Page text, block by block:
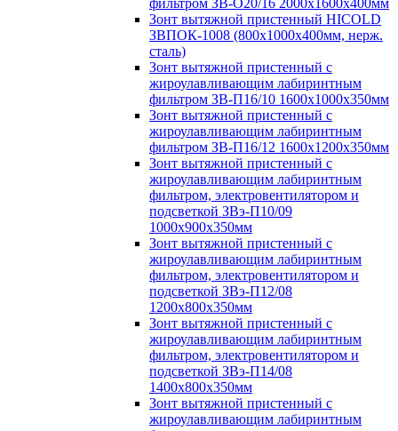
фильтром ЗВ-О20/16 2000х1600х400мм
Зонт вытяжной пристенный HICOLD
ЗВПОК-1008 (800х1000х400мм, нерж.
сталь)
Зонт вытяжной пристенный с
жироулавливающим лабиринтным
фильтром ЗВ-П16/10 1600х1000х350мм
Зонт вытяжной пристенный с
жироулавливающим лабиринтным
фильтром ЗВ-П16/12 1600х1200х350мм
Зонт вытяжной пристенный с
жироулавливающим лабиринтным
фильтром, электровентилятором и
подсветкой ЗВэ-П10/09
1000х900х350мм
Зонт вытяжной пристенный с
жироулавливающим лабиринтным
фильтром, электровентилятором и
подсветкой ЗВэ-П12/08
1200х800х350мм
Зонт вытяжной пристенный с
жироулавливающим лабиринтным
фильтром, электровентилятором и
подсветкой ЗВэ-П14/08
1400х800х350мм
Зонт вытяжной пристенный с
жироулавливающим лабиринтным